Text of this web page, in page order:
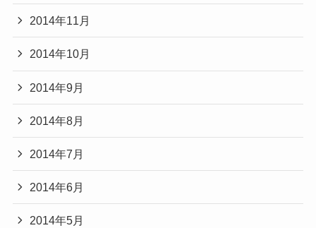
2014年11月
2014年10月
2014年9月
2014年8月
2014年7月
2014年6月
2014年5月